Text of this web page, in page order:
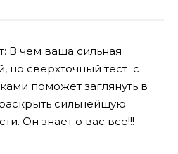
В чем ваша сильная
но сверхточный тест с
поможет заглянуть в
сильнейшую
Он знает о вас все!!!